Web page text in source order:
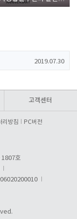
2019.07.30
고객센터
리방침 PC버전
1807호